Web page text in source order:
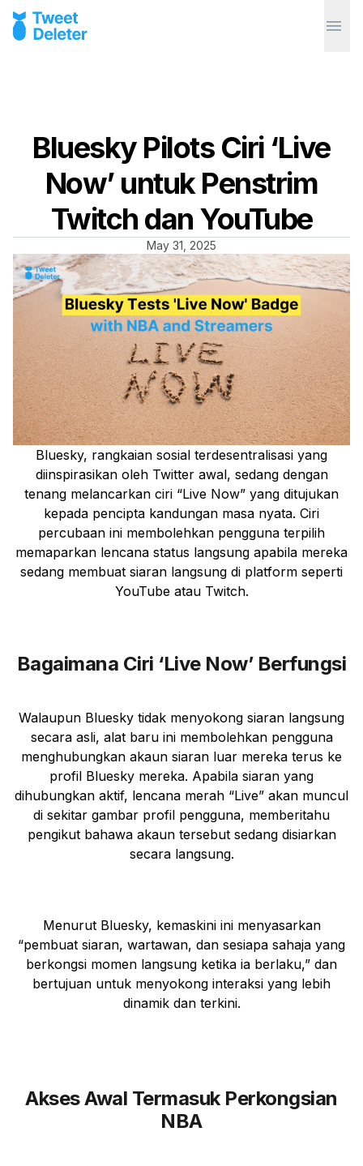
Bluesky Pilots Ciri ‘Live
Now’ untuk Penstrim
Twitch dan YouTube
May 31, 2025
Bluesky, rangkaian sosial terdesentralisasi yang
diinspirasikan oleh Twitter awal, sedang dengan
tenang melancarkan ciri “Live Now” yang ditujukan
kepada pencipta kandungan masa nyata. Ciri
percubaan ini membolehkan pengguna terpilih
memaparkan lencana status langsung apabila mereka
sedang membuat siaran langsung di platform seperti
YouTube atau Twitch.
Bagaimana Ciri ‘Live Now’ Berfungsi
Walaupun Bluesky tidak menyokong siaran langsung
secara asli, alat baru ini membolehkan pengguna
menghubungkan akaun siaran luar mereka terus ke
profil Bluesky mereka. Apabila siaran yang
dihubungkan aktif, lencana merah “Live” akan muncul
di sekitar gambar profil pengguna, memberitahu
pengikut bahawa akaun tersebut sedang disiarkan
secara langsung.
Menurut Bluesky, kemaskini ini menyasarkan
“pembuat siaran, wartawan, dan sesiapa sahaja yang
berkongsi momen langsung ketika ia berlaku,” dan
bertujuan untuk menyokong interaksi yang lebih
dinamik dan terkini.
Akses Awal Termasuk Perkongsian
NBA